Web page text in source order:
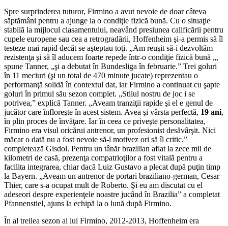
Spre surprinderea tuturor, Firmino a avut nevoie de doar câteva
săptămâni pentru a ajunge la o condiţie fizică bună. Cu o situaţie
stabilă la mijlocul clasamentului, neavând presiunea calificării pentru
cupele europene sau cea a retrogradării, Hoffenheim şi-a permis să îl
testeze mai rapid decât se aşteptau toţi. „Am reuşit să-i dezvoltăm
rezistenţa şi să îl aducem foarte repede într-o condiţie fizică bună „,
spune Tanner, „şi a debutat în Bundesliga în februarie.” Trei goluri
în 11 meciuri (şi un total de 470 minute jucate) reprezentau o
performanţă solidă în contextul dat, iar Firmino a continuat cu şapte
goluri în primul său sezon complet. „Stilul nostru de joc i se
potrivea,” explică Tanner. „Aveam tranziţii rapide şi el e genul de
jucător care înfloreşte în acest sistem. Avea şi vârsta perfectă, 19 ani,
în plin proces de învăţare. Iar în ceea ce priveşte personalitatea,
Firmino era visul oricărui antrenor, un profesionist desăvârşit. Nici
măcar o dată nu a fost nevoie să-l motivez ori să îl critic.”
completează Gisdol. Pentru un tânăr brazilian aflat la zece mii de
kilometri de casă, prezenţa compatrioţilor a fost vitală pentru a
facilita integrarea, chiar dacă Luiz Gustavo a plecat după puţin timp
la Bayern. „Aveam un antrenor de portari braziliano-german, Cesar
Thier, care s-a ocupat mult de Roberto. Şi eu am discutat cu el
adeseori despre experienţele noastre jucând în Brazilia” a completat
Pfannenstiel, ajuns la echipă la o lună după Firmino.
În al treilea sezon al lui Firmino, 2012-2013, Hoffenheim era